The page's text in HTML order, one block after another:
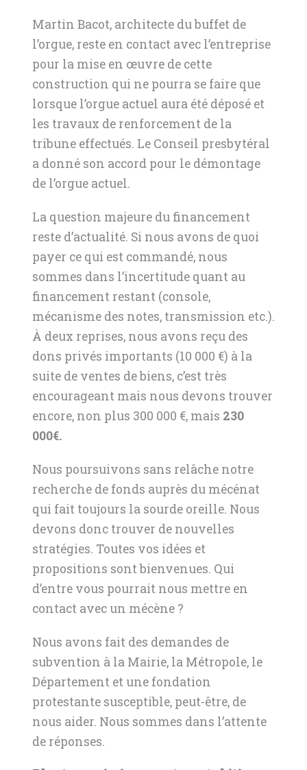
Martin Bacot, architecte du buffet de
l’orgue, reste en contact avec l’entreprise
pour la mise en œuvre de cette
construction qui ne pourra se faire que
lorsque l’orgue actuel aura été déposé et
les travaux de renforcement de la
tribune effectués. Le Conseil presbytéral
a donné son accord pour le démontage
de l’orgue actuel.
La question majeure du financement
reste d’actualité. Si nous avons de quoi
payer ce qui est commandé, nous
sommes dans l’incertitude quant au
financement restant (console,
mécanisme des notes, transmission etc.).
À deux reprises, nous avons reçu des
dons privés importants (10 000 €) à la
suite de ventes de biens, c’est très
encourageant mais nous devons trouver
encore, non plus 300 000 €, mais 230
000€.
Nous poursuivons sans relâche notre
recherche de fonds auprès du mécénat
qui fait toujours la sourde oreille. Nous
devons donc trouver de nouvelles
stratégies. Toutes vos idées et
propositions sont bienvenues. Qui
d’entre vous pourrait nous mettre en
contact avec un mécène ?
Nous avons fait des demandes de
subvention à la Mairie, la Métropole, le
Département et une fondation
protestante susceptible, peut-être, de
nous aider. Nous sommes dans l’attente
de réponses.